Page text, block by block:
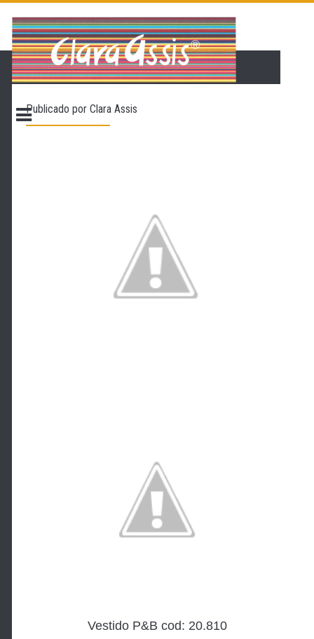
PÁGINA INICIAL
LOJA VIRTUAL
CONTATO
Publicado porClara Assis
Vestido P&B cod: 20.810